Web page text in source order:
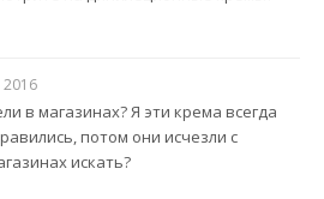
в магазинах? Я эти крема всегда
потом они исчезли с
искать?